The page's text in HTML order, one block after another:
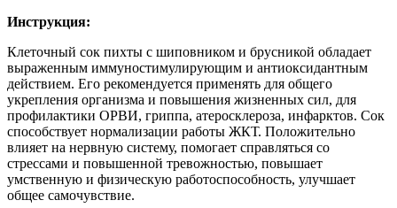
Инструкция:
Клеточный сок пихты с шиповником и брусникой обладает
выраженным иммуностимулирующим и антиоксидантным
действием. Его рекомендуется применять для общего
укрепления организма и повышения жизненных сил, для
профилактики ОРВИ, гриппа, атеросклероза, инфарктов. Сок
способствует нормализации работы ЖКТ. Положительно
влияет на нервную систему, помогает справляться со
стрессами и повышенной тревожностью, повышает
умственную и физическую работоспособность, улучшает
общее самочувствие.